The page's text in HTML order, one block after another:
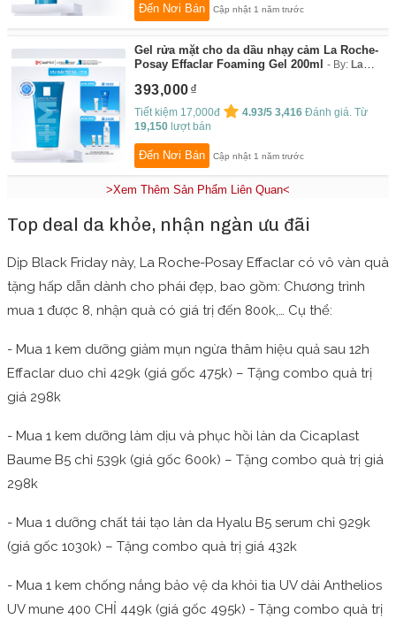
Đến Nơi Bán Cập nhật 1 năm trước
Gel rửa mặt cho da dầu nhạy cảm La Roche-
Posay Effaclar Foaming Gel 200ml
By: La
393,000
Tiết kiệm 17,000đ 4.93/5 3,416 Đánh giá. Từ
19,150 lượt bán
Đến Nơi Bán Cập nhật 1 năm trước
>Xem Thêm Sản Phẩm Liên Quan<
Top deal da khỏe, nhận ngàn ưu đãi
Dịp Black Friday này, La Roche-Posay Effaclar có vô vàn quà
tặng hấp dẫn dành cho phái đẹp, bao gồm: Chương trình
mua 1 được 8, nhận quà có giá trị đến 800k,… Cụ thể:
- Mua 1 kem dưỡng giảm mụn ngừa thâm hiệu quả sau 12h
Effaclar duo chỉ 429k (giá gốc 475k) – Tặng combo quà trị
giá 298k
- Mua 1 kem dưỡng làm dịu và phục hồi làn da Cicaplast
Baume B5 chỉ 539k (giá gốc 600k) – Tặng combo quà trị giá
298k
- Mua 1 dưỡng chất tái tạo làn da Hyalu B5 serum chỉ 929k
(giá gốc 1030k) – Tặng combo quà trị giá 432k
- Mua 1 kem chống nắng bảo vệ da khỏi tia UV dài Anthelios
UV mune 400 CHỈ 449k (giá gốc 495k) - Tặng combo quà trị